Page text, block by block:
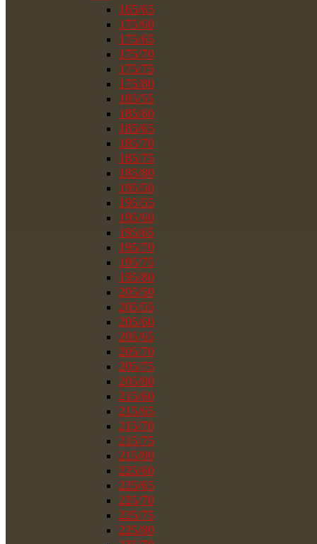
165/65
175/60
175/65
175/70
175/75
175/80
185/55
185/60
185/65
185/70
185/75
185/80
195/50
195/55
195/60
195/65
195/70
195/75
195/80
205/50
205/55
205/60
205/65
205/70
205/75
205/80
215/60
215/65
215/70
215/75
215/80
225/60
225/65
225/70
225/75
225/80